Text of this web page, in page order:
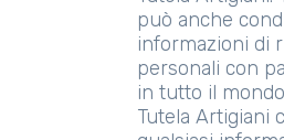
può anche
informazioni di
personali con
in tutto il
Tutela Artigiani